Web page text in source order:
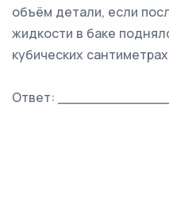
объём детали, если
жидкости в баке
кубических
Ответ: